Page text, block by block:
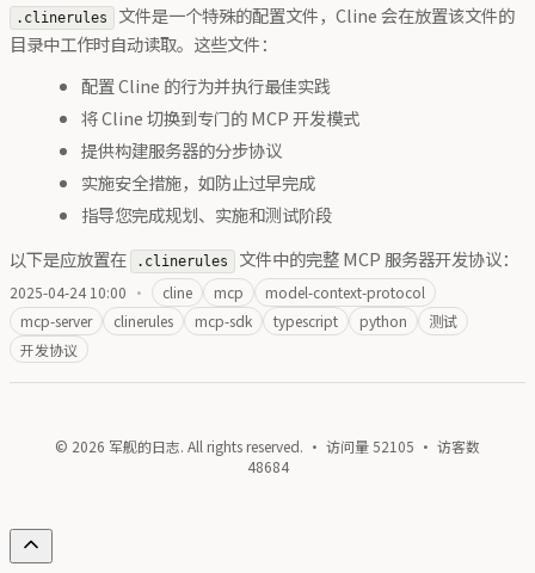
.clinerules 文件是一个特殊的配置文件，Cline 会在放置该文件的
目录中工作时自动读取。这些文件：
配置 Cline 的行为并执行最佳实践
将 Cline 切换到专门的 MCP 开发模式
提供构建服务器的分步协议
实施安全措施，如防止过早完成
指导您完成规划、实施和测试阶段
以下是应放置在
.clinerules 文件中的完整 MCP 服务器开发协议：
2025-04-24 10:00 · cline mcp
model-context-protocol
mcp-server
clinerules mcp-sdk typescript python
测试
开发协议
© 2026 军舰的日志. All rights reserved. · 访问量52105 · 访客数
48684